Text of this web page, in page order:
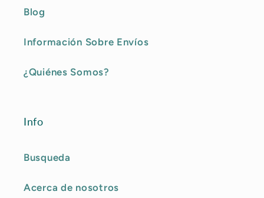
Blog
Información Sobre Envíos
¿Quiénes Somos?
Info
Busqueda
Acerca de nosotros